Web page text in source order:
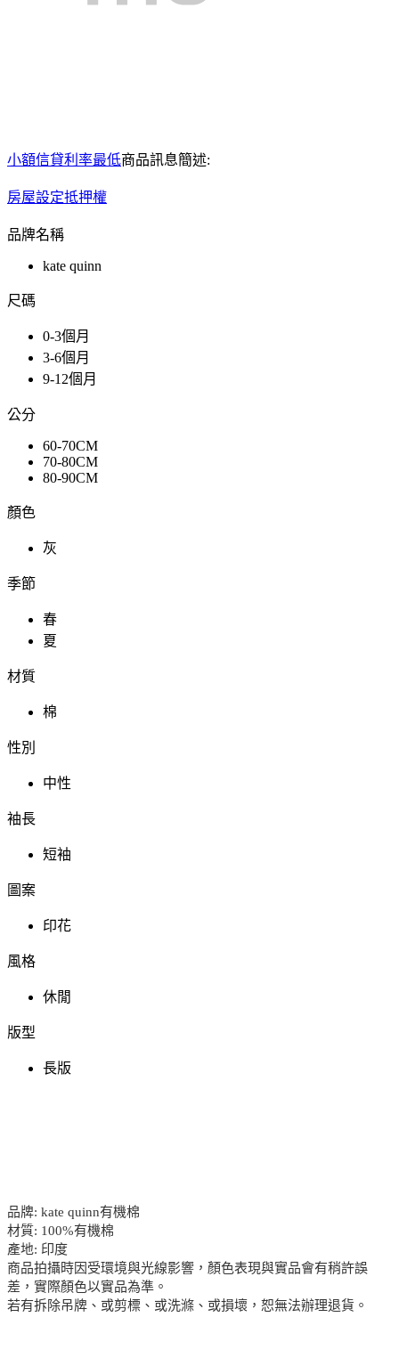
小額信貸利率最低商品訊息簡述:
房屋設定抵押權
品牌名稱
kate quinn
尺碼
0-3個月
3-6個月
9-12個月
公分
60-70CM
70-80CM
80-90CM
顏色
灰
季節
春
夏
材質
棉
性別
中性
袖長
短袖
圖案
印花
風格
休閒
版型
長版
品牌: kate quinn有機棉
材質: 100%有機棉
產地: 印度
商品拍攝時因受環境與光線影響，顏色表現與實品會有稍許誤
差，實際顏色以實品為準。
若有拆除吊牌、或剪標、或洗滌、或損壞，恕無法辦理退貨。